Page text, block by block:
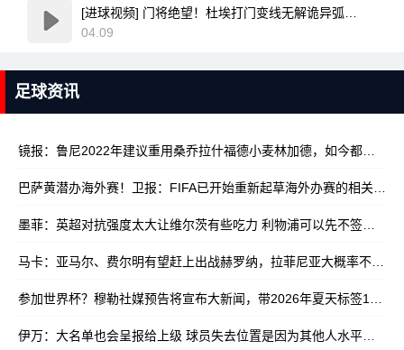
04.09
足球资讯
参加世界杯？穆勒社媒预告将宣布大新闻，带2026年夏天标签10/17